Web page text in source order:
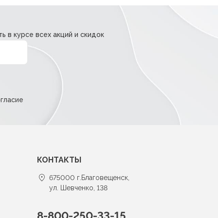
в курсе всех акций и скидок
КОНТАКТЫ
675000 г.Благовещенск,
ул. Шевченко, 138